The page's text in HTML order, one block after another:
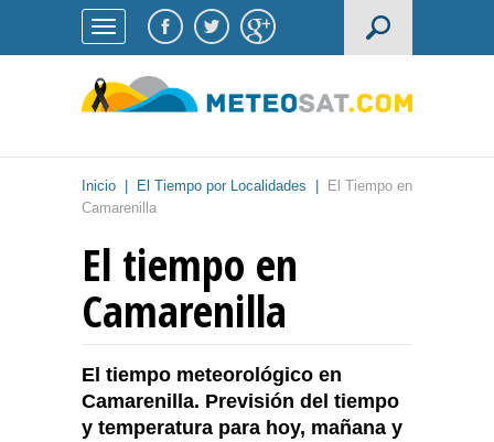
Inicio El Tiempo por Localidades
El Tiempo en
Camarenilla
El tiempo en
Camarenilla
El tiempo meteorológico en
Camarenilla. Previsión del tiempo
y temperatura para hoy, mañana y